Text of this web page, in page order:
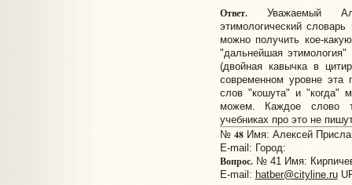
Ответ.Уважаемый
этимологический
можно получить кое-
"дальнейшая
(двойная кавычка в
современном уровне эта
слов "кошута" и "когда"
можем. Каждое слово
учебниках про это не
№ 48Имя: Алексей
E-mail: Город:
Вопрос.№ 41 Имя:
E-mail: hatber@cityline.ru